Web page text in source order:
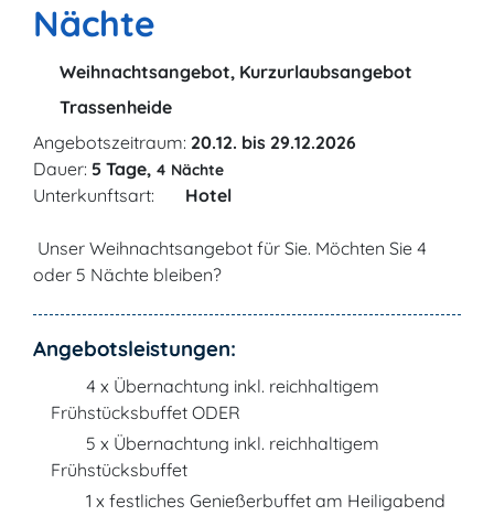
Nächte
Weihnachtsangebot, Kurzurlaubsangebot
Trassenheide
Angebotszeitraum: 20.12. bis 29.12.2026
Dauer: 5 Tage, 4 Nächte
Unterkunftsart: Hotel
Unser Weihnachtsangebot für Sie. Möchten Sie 4
oder 5 Nächte bleiben?
Angebotsleistungen:
4 x Übernachtung inkl. reichhaltigem
Frühstücksbuffet ODER
5 x Übernachtung inkl. reichhaltigem
Frühstücksbuffet
1 x festliches Genießerbuffet am Heiligabend